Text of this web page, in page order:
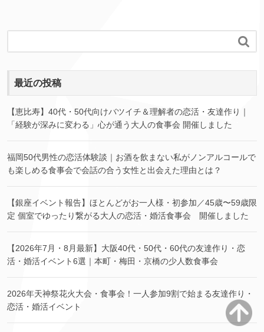

最近の投稿
【恵比寿】40代・50代向けバツイチ＆理解者の恋活・友達作り｜
「経験が深みに変わる」心が通う大人の食事会 開催しました
福岡50代男性の恋活体験談｜お酒を飲まない私がノンアルコールで
も楽しめる食事会で会話の合う女性と出会えた理由とは？
【銀座イベント報告】ほとんどがお一人様・初参加／45歳〜59歳限
定 個室でゆったり繋がる大人の恋活・婚活食事会 開催しました
【2026年7月・8月最新】大阪40代・50代・60代の友達作り・恋
活・婚活イベント6選｜本町・梅田・京橋の少人数食事会
2026年天神祭花火大会・食事会！一人参加9割で始まる友達作り・
恋活・婚活イベント